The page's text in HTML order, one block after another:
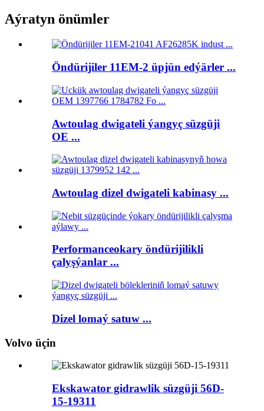
Aýratyn önümler
Öndürijiler 11EM-2 üpjün edýärler ...
Awtoulag dwigateli ýangyç süzgüji
OE ...
Awtoulag dizel dwigateli kabinasy ...
Performanceokary öndürijilikli
çalyşýanlar ...
Dizel lomaý satuw ...
Volvo üçin
Ekskawator gidrawlik süzgüji 56D-
15-19311